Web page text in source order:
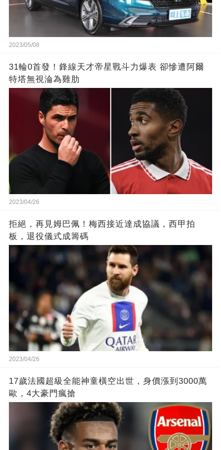
2023/05/08
31輪0首發！鋒線天才帝星戰斗力爆表 卻慘遭阿爾
特塔無視淪為雞肋
2023/04/26
拒絕，再見姆巴佩！梅西接近達成協議，西甲拍
板，退役儀式成籌碼
2023/04/26
17歲法國超級全能神童橫空出世，身價漲到3000萬
歐，4大豪門瘋搶